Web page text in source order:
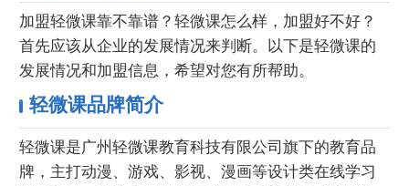
加盟轻微课靠不靠谱？轻微课怎么样，加盟好不好？
首先应该从企业的发展情况来判断。以下是轻微课的
发展情况和加盟信息，希望对您有所帮助。
轻微课品牌简介
轻微课是广州轻微课教育科技有限公司旗下的教育品
牌，主打动漫、游戏、影视、漫画等设计类在线学习